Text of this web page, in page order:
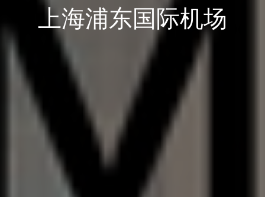
上海浦东国际机场